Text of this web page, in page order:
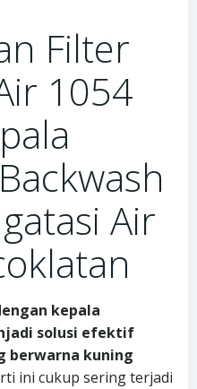
Filter
1054
Air
kepala
solusi efektif
berwarna kuning
ini cukup sering terjadi